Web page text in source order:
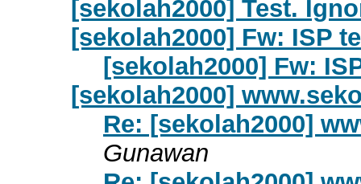
[sekolah2000] Test.
[sekolah2000] Fw: ISP
[sekolah2000] Fw:
[sekolah2000]
Re: [sekolah2000]
Gunawan